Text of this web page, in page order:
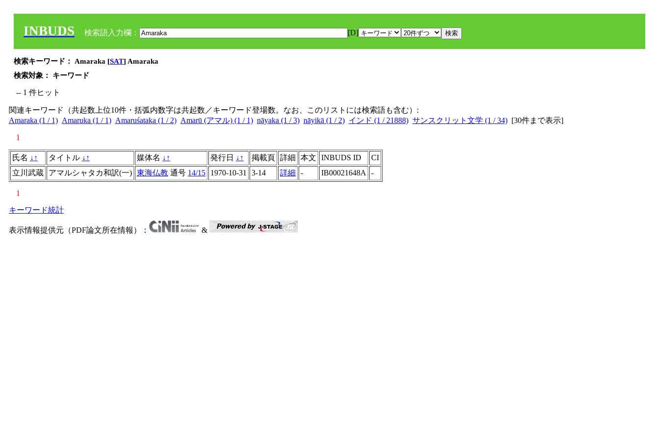
INBUDS 検索語入力欄： [D]
検索キーワード： Amaraka [SAT] Amaraka
検索対象： キーワード
-- 1 件ヒット
関連キーワード（共起数上位10件・括弧内数字は共起数／キーワード登場数。なお、このリストには検索語も含む）:
Amaraka (1 / 1) Amaruka (1 / 1) Amaruśataka (1 / 2) Amarū (アマル) (1 / 1) nāyaka (1 / 3) nāyikā (1 / 2) インド (1 / 21888) サンスクリット文学 (1 / 34) [30件まで表示]
1
氏名 ↓ ↑ タイトル ↓ ↑ 媒体名 ↓ ↑ 発行日 ↓ ↑ 掲載頁 詳細 本文 INBUDS ID
CI
立川武蔵
アマルシャタカ和訳(一) 東海仏教 通号 14/15 1970-10-31 3-14 詳細 - IB00021648A -
1
キーワード統計
表示情報提供元（PDF論文所在情報）： &